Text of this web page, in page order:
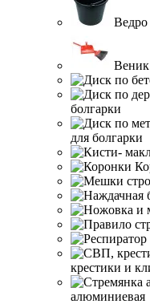
Ведро
Веник
болгарки
для болгарки
крестики и
алюминиевая